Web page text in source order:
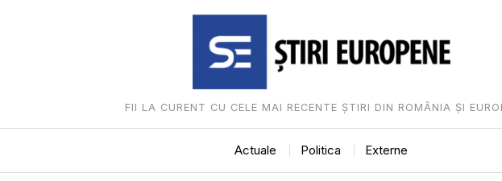
FII LA CURENT CU CELE MAI RECENTE ȘTIRI DIN ROMÂNIA ȘI
Actuale Politica Externe